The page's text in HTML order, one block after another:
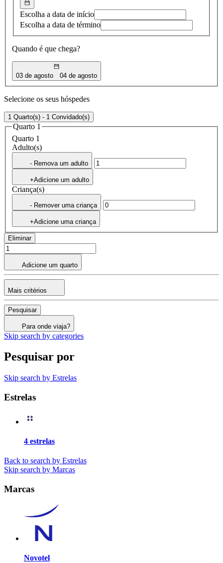
Escolha a data de início
Escolha a data de término
Quando é que chega?
03 de agosto 04 de agosto
Selecione os seus hóspedes
1 Quarto(s) - 1 Convidado(s)
Quarto 1
Quarto 1
Adulto(s)
- Remova um adulto
+Adicione um adulto
Criança(s)
- Remover uma criança
+Adicione uma criança
Eliminar
Adicione um quarto
Mais critérios
Pesquisar
Para onde viaja?
Skip search by categories
Pesquisar por
Skip search by Estrelas
Estrelas
4 estrelas
Back to search by Estrelas
Skip search by Marcas
Marcas
Novotel